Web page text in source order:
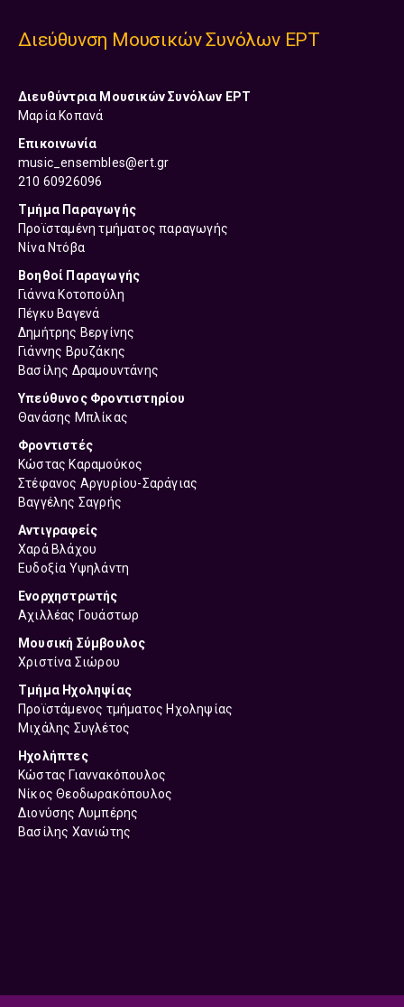
Διεύθυνση Μουσικών Συνόλων ΕΡΤ
Διευθύντρια Μουσικών Συνόλων ΕΡΤ
Μαρία Κοπανά
Επικοινωνία
music_ensembles@ert.gr
210 60926096
Τμήμα Παραγωγής
Προϊσταμένη τμήματος παραγωγής
Νίνα Ντόβα
Βοηθοί Παραγωγής
Γιάννα Κοτοπούλη
Πέγκυ Βαγενά
Δημήτρης Βεργίνης
Γιάννης Βρυζάκης
Βασίλης Δραμουντάνης
Υπεύθυνος Φροντιστηρίου
Θανάσης Μπλίκας
Φροντιστές
Κώστας Καραμούκος
Στέφανος Αργυρίου-Σαράγιας
Βαγγέλης Σαγρής
Αντιγραφείς
Χαρά Βλάχου
Ευδοξία Υψηλάντη
Ενορχηστρωτής
Αχιλλέας Γουάστωρ
Μουσική Σύμβουλος
Χριστίνα Σιώρου
Τμήμα Ηχοληψίας
Προϊστάμενος τμήματος Ηχοληψίας
Μιχάλης Συγλέτος
Ηχολήπτες
Κώστας Γιαννακόπουλος
Νίκος Θεοδωρακόπουλος
Διονύσης Λυμπέρης
Βασίλης Χανιώτης